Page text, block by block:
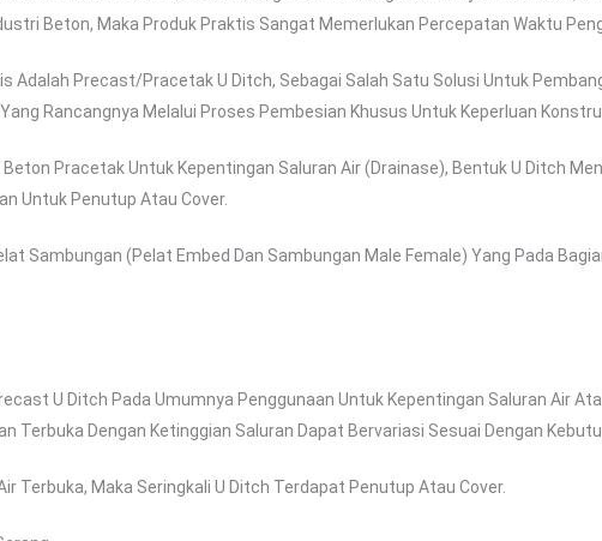
Beton, Maka Produk Praktis Sangat Memerlukan Percepatan Waktu
Adalah Precast/pracetak U Ditch, Sebagai Salah Satu Solusi Untuk
Rancangnya Melalui Proses Pembesian Khusus Untuk Keperluan
Beton Pracetak Untuk Kepentingan Saluran Air (drainase), Bentuk U Ditch
Untuk Penutup Atau Cover.
Sambungan (pelat Embed Dan Sambungan Male Female) Yang Pada
U Ditch Pada Umumnya Penggunaan Untuk Kepentingan Saluran Air
Terbuka Dengan Ketinggian Saluran Dapat Bervariasi Sesuai Dengan
Terbuka, Maka Seringkali U Ditch Terdapat Penutup Atau Cover.